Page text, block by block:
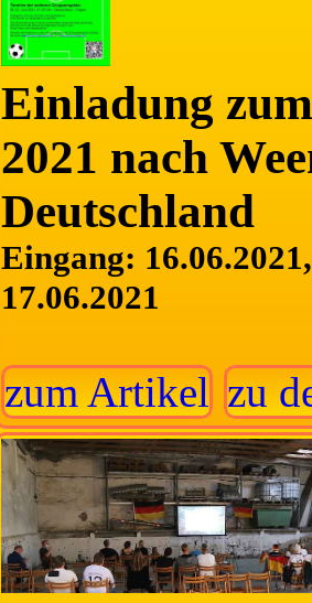
Einladung
2021 nach
Deutschland
Eingang:
17.06.2021
zum Artikel zu